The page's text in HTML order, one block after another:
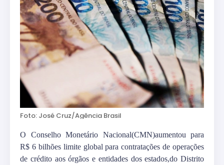
Foto: José Cruz/Agência Brasil
O Conselho Monetário Nacional(CMN)aumentou para
R$ 6 bilhões limite global para contratações de operações
de crédito aos órgãos e entidades dos estados,do Distrito